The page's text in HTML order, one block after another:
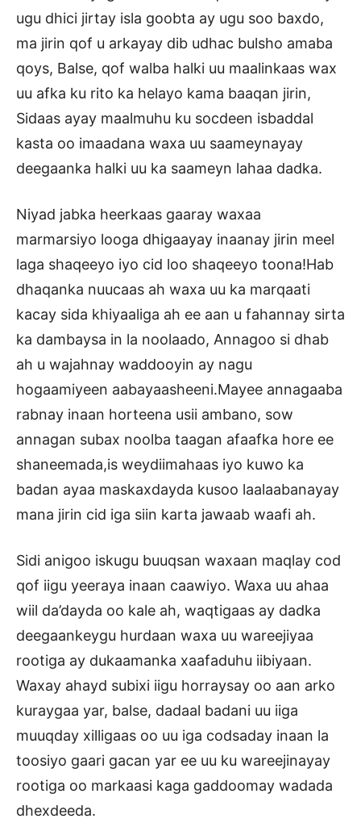
ugu dhici jirtay isla goobta ay ugu soo baxdo,
ma jirin qof u arkayay dib udhac bulsho amaba
qoys, Balse, qof walba halki uu maalinkaas wax
uu afka ku rito ka helayo kama baaqan jirin,
Sidaas ayay maalmuhu ku socdeen isbaddal
kasta oo imaadana waxa uu saameynayay
deegaanka halki uu ka saameyn lahaa dadka.
Niyad jabka heerkaas gaaray waxaa
marmarsiyo looga dhigaayay inaanay jirin meel
laga shaqeeyo iyo cid loo shaqeeyo toona!Hab
dhaqanka nuucaas ah waxa uu ka marqaati
kacay sida khiyaaliga ah ee aan u fahannay sirta
ka dambaysa in la noolaado, Annagoo si dhab
ah u wajahnay waddooyin ay nagu
hogaamiyeen aabayaasheeni.Mayee annagaaba
rabnay inaan horteena usii ambano, sow
annagan subax noolba taagan afaafka hore ee
shaneemada,is weydiimahaas iyo kuwo ka
badan ayaa maskaxdayda kusoo laalaabanayay
mana jirin cid iga siin karta jawaab waafi ah.
Sidi anigoo iskugu buuqsan waxaan maqlay cod
qof iigu yeeraya inaan caawiyo. Waxa uu ahaa
wiil da’dayda oo kale ah, waqtigaas ay dadka
deegaankeygu hurdaan waxa uu wareejiyaa
rootiga ay dukaamanka xaafaduhu iibiyaan.
Waxay ahayd subixi iigu horraysay oo aan arko
kuraygaa yar, balse, dadaal badani uu iiga
muuqday xilligaas oo uu iga codsaday inaan la
toosiyo gaari gacan yar ee uu ku wareejinayay
rootiga oo markaasi kaga gaddoomay wadada
dhexdeeda.